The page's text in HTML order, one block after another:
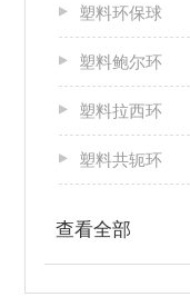
塑料环保球
塑料鲍尔环
塑料拉西环
塑料共轭环
查看全部